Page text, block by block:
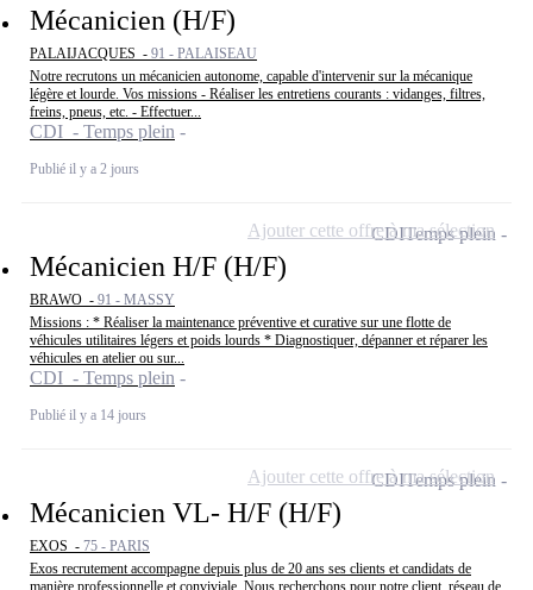
Mécanicien (H/F)
PALAIJACQUES - 91 - PALAISEAU
Notre recrutons un mécanicien autonome, capable d'intervenir sur la mécanique
légère et lourde. Vos missions - Réaliser les entretiens courants : vidanges, filtres,
freins, pneus, etc. - Effectuer...
CDI - Temps plein
Publié il y a 2 jours
Mécanicien H/F (H/F)
BRAWO - 91 - MASSY
Missions : * Réaliser la maintenance préventive et curative sur une flotte de
véhicules utilitaires légers et poids lourds * Diagnostiquer, dépanner et réparer les
véhicules en atelier ou sur...
CDI - Temps plein
Publié il y a 14 jours
CDITemps plein
Ajouter cette offre à ma sélection
Mécanicien VL- H/F (H/F)
EXOS - 75 - PARIS
Exos recrutement accompagne depuis plus de 20 ans ses clients et candidats de
manière professionnelle et conviviale. Nous recherchons pour notre client, réseau de
CDITemps plein
Ajouter cette offre à ma sélection